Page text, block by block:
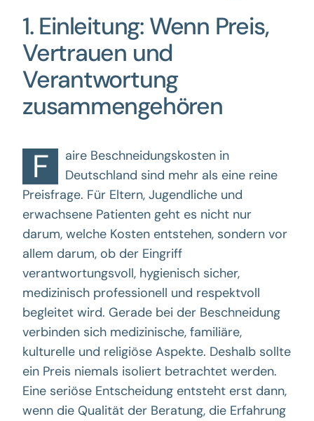
1. Einleitung: Wenn Preis,
Vertrauen und
Verantwortung
zusammengehören
F aire Beschneidungskosten in
Deutschland sind mehr als eine reine
Preisfrage. Für Eltern, Jugendliche und
erwachsene Patienten geht es nicht nur
darum, welche Kosten entstehen, sondern vor
allem darum, ob der Eingriff
verantwortungsvoll, hygienisch sicher,
medizinisch professionell und respektvoll
begleitet wird. Gerade bei der Beschneidung
verbinden sich medizinische, familiäre,
kulturelle und religiöse Aspekte. Deshalb sollte
ein Preis niemals isoliert betrachtet werden.
Eine seriöse Entscheidung entsteht erst dann,
wenn die Qualität der Beratung, die Erfahrung